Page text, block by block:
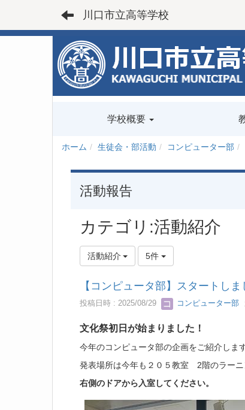
川口市立高等学校
学校概要
ホーム 生徒会・部活動 コンピューター部
活動報告
カテゴリ:活動紹介
活動紹介 5件
【コンピュータ部】スタートし
投稿日時 : 2025/08/29 コンピューター部
文化祭初日が始まりました！
今年のコンピュータ部の企画をご紹介します
発表場所は今年も２０５教室 2階のラーニ
右側のドアから入室してください。